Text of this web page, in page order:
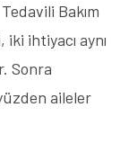
Bakım
ihtiyacı aynı
Sonra
aileler